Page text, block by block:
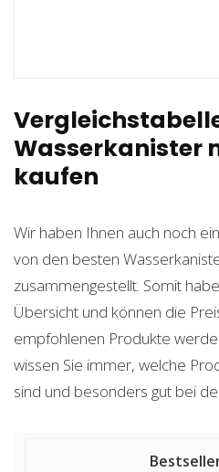
Wasserkanister
kaufen
Wir haben Ihnen auch noch
von den besten
zusammengestellt. Somit
Übersicht und können die
empfohlenen Produkte
wissen Sie immer, welche
sind und besonders gut bei